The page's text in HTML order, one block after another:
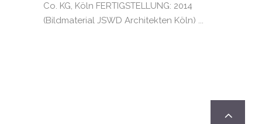
Co. KG, Köln FERTIGSTELLUNG: 2014
(Bildmaterial JSWD Architekten Köln) ...